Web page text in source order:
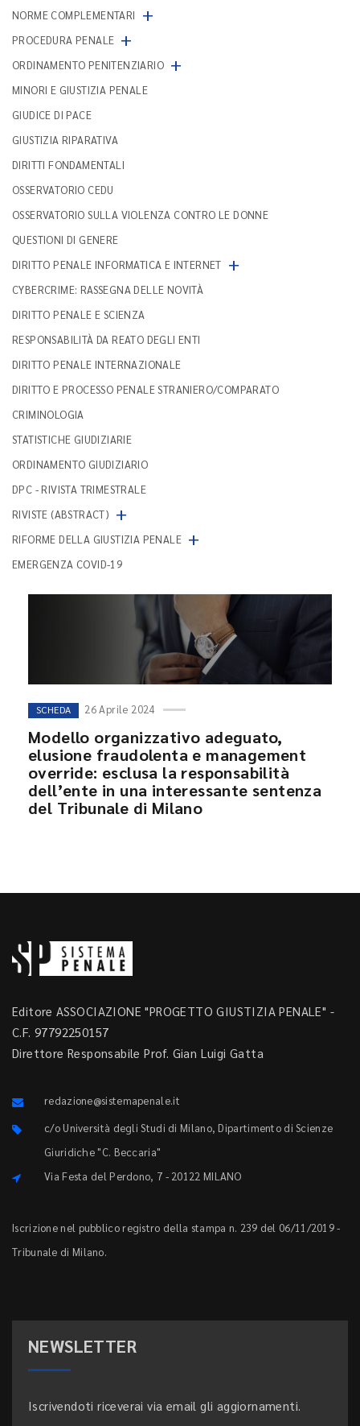
NORME COMPLEMENTARI
+
PROCEDURA PENALE +
ORDINAMENTO PENITENZIARIO +
MINORI E GIUSTIZIA PENALE
GIUDICE DI PACE
GIUSTIZIA RIPARATIVA
DIRITTI FONDAMENTALI
OSSERVATORIO CEDU
OSSERVATORIO SULLA VIOLENZA CONTRO LE DONNE
QUESTIONI DI GENERE
DIRITTO PENALE INFORMATICA E INTERNET +
CYBERCRIME: RASSEGNA DELLE NOVITÀ
DIRITTO PENALE E SCIENZA
RESPONSABILITÀ DA REATO DEGLI ENTI
DIRITTO PENALE INTERNAZIONALE
DIRITTO E PROCESSO PENALE STRANIERO/COMPARATO
CRIMINOLOGIA
STATISTICHE GIUDIZIARIE
ORDINAMENTO GIUDIZIARIO
DPC - RIVISTA TRIMESTRALE
RIVISTE (ABSTRACT) +
RIFORME DELLA GIUSTIZIA PENALE +
EMERGENZA COVID-19
SCHEDA 26 Aprile 2024
Modello organizzativo adeguato,
elusione fraudolenta e management
override: esclusa la responsabilità
dell’ente in una interessante sentenza
del Tribunale di Milano
Editore ASSOCIAZIONE "PROGETTO GIUSTIZIA PENALE" -
C.F. 97792250157
Direttore Responsabile Prof. Gian Luigi Gatta
redazione@sistemapenale.it
c/o Università degli Studi di Milano, Dipartimento di Scienze
Giuridiche "C. Beccaria"
Via Festa del Perdono, 7 - 20122 MILANO
Iscrizione nel pubblico registro della stampa n. 239 del 06/11/2019 -
Tribunale di Milano.
NEWSLETTER
Iscrivendoti riceverai via email gli aggiornamenti.